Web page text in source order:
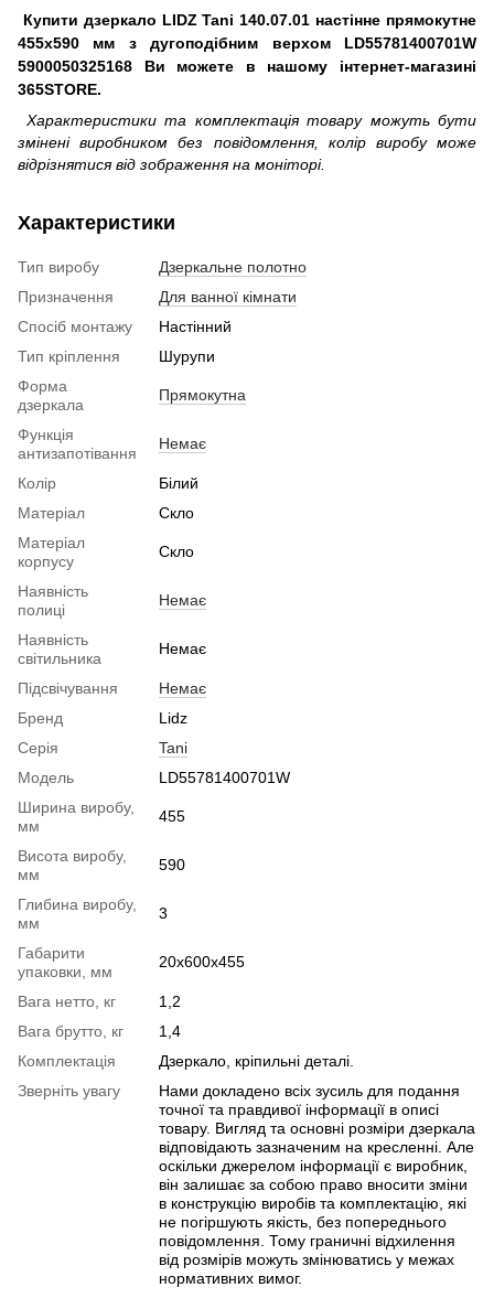
Купити дзеркало LIDZ Tani 140.07.01 настінне прямокутне
455х590 мм з дугоподібним верхом LD55781400701W
5900050325168 Ви можете в нашому інтернет-магазині
365STORE.
Характеристики та комплектація товару можуть бути
змінені виробником без повідомлення, колір виробу може
відрізнятися від зображення на моніторі.
Характеристики
Тип виробу
Дзеркальне полотно
Призначення
Для ванної кімнати
Спосіб монтажу
Настінний
Тип кріплення
Шурупи
Форма
дзеркала
Прямокутна
Функція
антизапотівання
Немає
Колір
Білий
Матеріал
Скло
Матеріал
корпусу
Скло
Наявність
полиці
Немає
Наявність
світильника
Немає
Підсвічування
Немає
Бренд
Lidz
Серія
Tani
Модель
LD55781400701W
Ширина виробу,
мм
455
Висота виробу,
мм
590
Глибина виробу,
мм
3
Габарити
упаковки, мм
20х600х455
Вага нетто, кг
1,2
Вага брутто, кг
1,4
Комплектація
Дзеркало, кріпильні деталі.
Зверніть увагу
Нами докладено всіх зусиль для подання
точної та правдивої інформації в описі
товару. Вигляд та основні розміри дзеркала
відповідають зазначеним на кресленні. Але
оскільки джерелом інформації є виробник,
він залишає за собою право вносити зміни
в конструкцію виробів та комплектацію, які
не погіршують якість, без попереднього
повідомлення. Тому граничні відхилення
від розмірів можуть змінюватись у межах
нормативних вимог.